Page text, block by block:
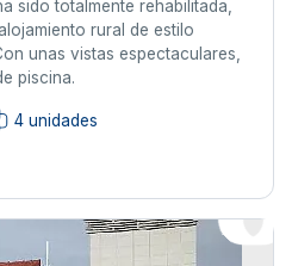
sido totalmente rehabilitada,
rural de estilo
unas vistas espectaculares,
piscina.
4 unidades